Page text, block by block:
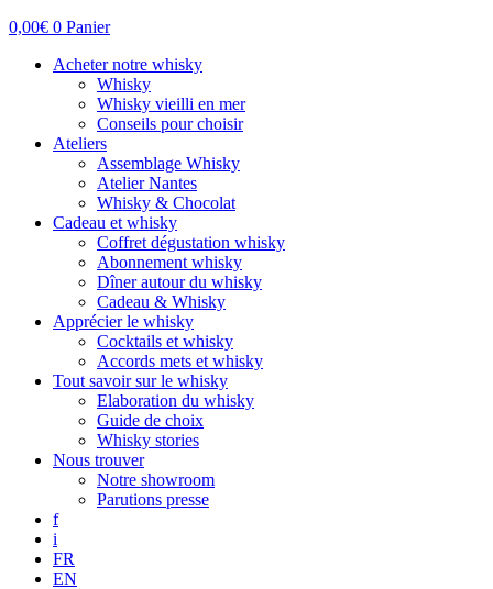
0,00€ 0 Panier
Acheter notre whisky
Whisky
Whisky vieilli en mer
Conseils pour choisir
Ateliers
Assemblage Whisky
Atelier Nantes
Whisky & Chocolat
Cadeau et whisky
Coffret dégustation whisky
Abonnement whisky
Dîner autour du whisky
Cadeau & Whisky
Apprécier le whisky
Cocktails et whisky
Accords mets et whisky
Tout savoir sur le whisky
Elaboration du whisky
Guide de choix
Whisky stories
Nous trouver
Notre showroom
Parutions presse
f
i
FR
EN